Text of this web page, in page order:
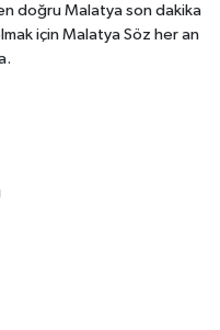
doğru Malatya son dakika
için Malatya Söz her an